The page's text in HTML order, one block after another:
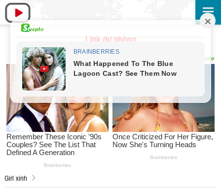
Link dự phòng
Girl xinh